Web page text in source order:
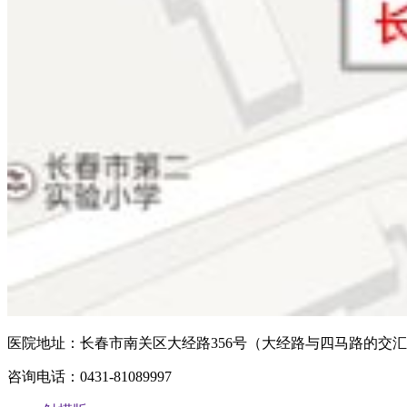
医院地址：长春市南关区大经路356号（大经路与四马路的交
咨询电话：0431-81089997